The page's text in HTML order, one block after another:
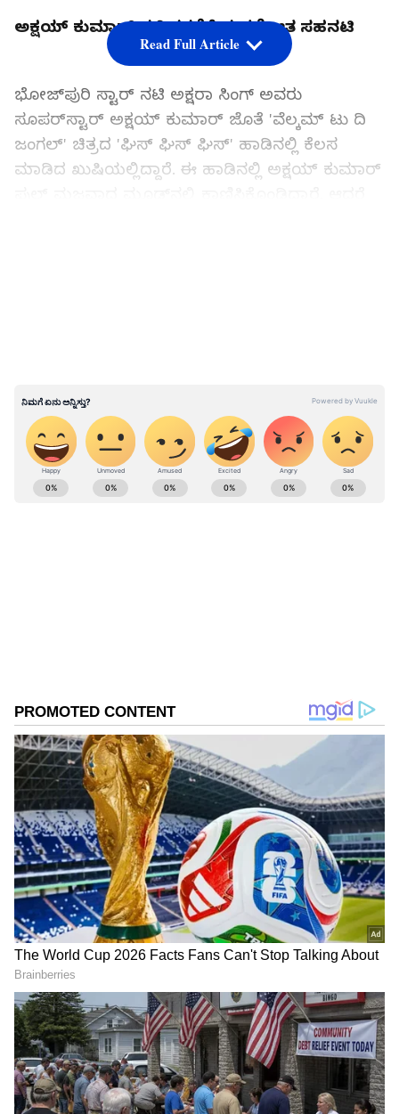
ಅಕ್ಷಯ್ ಕುಮಾರ್ ವೃತ್ತಿಪರತೆಗೆ ಮನಸೋತ ಸಹನಟಿ
ಭೋಜ್‌ಪುರಿ ಸ್ಟಾರ್ ನಟಿ ಅಕ್ಷರಾ ಸಿಂಗ್ ಅವರು
ಸೂಪರ್‌ಸ್ಟಾರ್ ಅಕ್ಷಯ್ ಕುಮಾರ್ ಜೊತೆ 'ವೆಲ್ಕಮ್ ಟು ದಿ
ಜಂಗಲ್' ಚಿತ್ರದ 'ಘಿಸ್ ಘಿಸ್ ಘಿಸ್' ಹಾಡಿನಲ್ಲಿ ಕೆಲಸ
ಮಾಡಿದ ಖುಷಿಯಲ್ಲಿದ್ದಾರೆ. ಈ ಹಾಡಿನಲ್ಲಿ ಅಕ್ಷಯ್ ಕುಮಾರ್
Related Articles
ಅಕ್ಷಯ್ ಕುಮಾರ್ ಕೈ ತಳ್ಳಿದರಾ ಜಾಕಿ ಶ್ರಾಫ್? ವೈರಲ್
ವಿಡಿಯೋ ನೋಡಿ ನೆಟ್ಟಿಗರಲ್ಲಿ ಭಾರೀ ಚರ್ಚೆ
'ಎಲೆಕ್ಟ್ರಿಷಿಯನ್ ಆಗ್ತೀನಿ'.. ಸಿನಿಮಾಗಳಿಗೆ ಗುಡ್‌ಬೈ
ಹೇಳ್ತಾರಾ ಅಕ್ಷಯ್ ಕುಮಾರ್? ಸಿನಿ ಇಂಡಸ್ಟ್ರಿಯೇ ಶಾಕ್!
Read Full Article
ABOUT THE AUTHOR
DOWNLOAD APP
ಕನ್ನಡ ಸಿನಿಮಾ (Kannada Cinema News), ಟಿವಿ
ಕಾರ್ಯಕ್ರಮಗಳು (Kannada TV Shows), ಸೆಲೆಬ್ರಿಟಿ
ಸುದ್ದಿಗಳು ಮತ್ತು ಇತ್ತೀಚಿನ ಸುದ್ದಿಗಳಿಗಾಗಿ ಏಷ್ಯಾನೆಟ್